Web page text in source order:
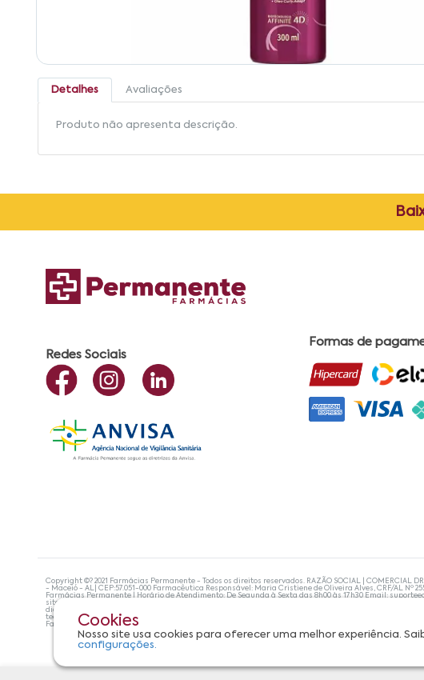
Detalhes Avaliações
Produto não apresenta descrição.
Cookies
Nosso site usa cookies para oferecer uma melhor experiência.
configurações.
Redes Sociais
Formas de
Copyright ©? 2021 Farmácias Permanente - Todos os direitos reservados. RAZÃO SOCIAL | COMERCIAL
- Maceió - AL| CEP:57.051-000 Farmacêutica Responsável: Maria Cristiene de Oliveira Alves, CRF/AL Nº
Farmácias Permanente | Horário de Atendimento: De Segunda à Sexta das 8h00 às 17h30 Email:
site não devem ser utilizadas para automedicação e, de forma alguma, substituem as orientações de
diagnosticar problemas de saúde e prescrever o tratamento adequado. Se os sintomas persistirem, um
tecnologias mais avançadas de proteção de dados, para que você possa realizar suas compras com
Farmácias Permanente. Todos os pedidos efetuados estão sujeitos à confirmação da disponibilidade de